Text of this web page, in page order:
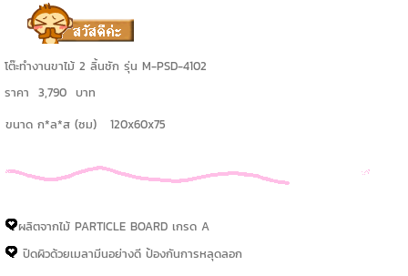
โต๊ะทำงานขาไม้ 2 ลิ้นชัก รุ่น M-PSD-4102
ราคา 3,790 บาท
ขนาด ก*ล*ส (ซม) 120x60x75
ผลิตจากไม้ PARTICLE BOARD เกรด A
ปิดผิวด้วยเมลามีนอย่างดี ป้องกันการหลุดลอก